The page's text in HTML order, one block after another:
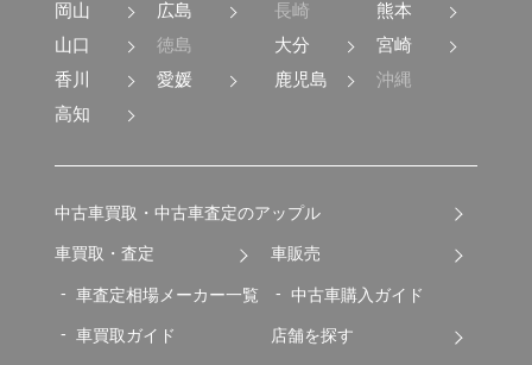
岡山
広島
山口
徳島
香川
愛媛
高知
長崎
熊本
大分
宮崎
鹿児島
沖縄
中古車買取・中古車査定のアップル
車買取・査定
車査定相場メーカー一覧
車買取ガイド
車販売
中古車購入ガイド
店舗を探す